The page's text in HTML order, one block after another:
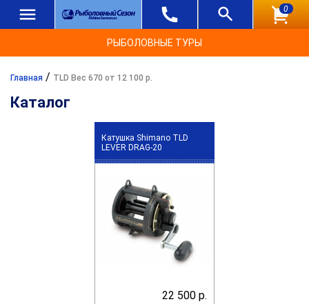
0
РЫБОЛОВНЫЕ ТУРЫ
Главная / TLD Вес 670 от 12 100 р.
Каталог
Катушка Shimano TLD
LEVER DRAG-20
22 500 р.